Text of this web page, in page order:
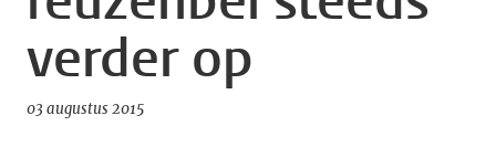
verder op
03 augustus 2015